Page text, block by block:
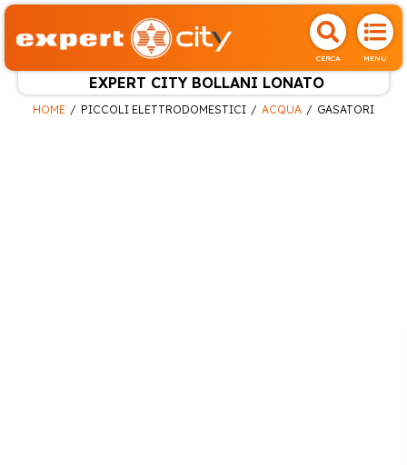
CERCA MENU
EXPERT CITY BOLLANI LONATO
HOME PICCOLI ELETTRODOMESTICI ACQUA GASATORI